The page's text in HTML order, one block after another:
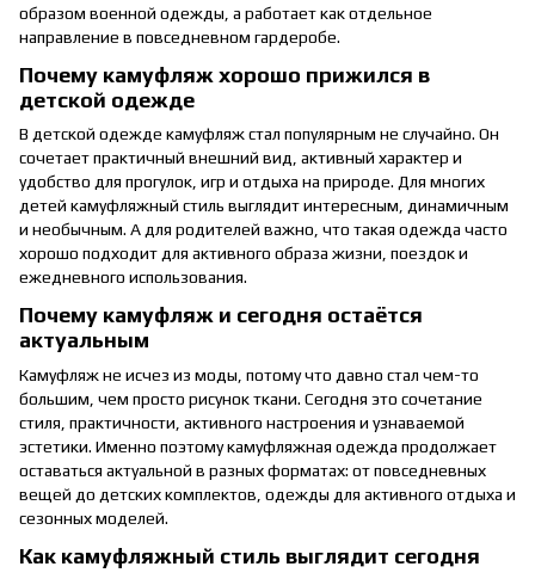
образом военной одежды, а работает как отдельное
направление в повседневном гардеробе.
Почему камуфляж хорошо прижился в
детской одежде
В детской одежде камуфляж стал популярным не случайно. Он
сочетает практичный внешний вид, активный характер и
удобство для прогулок, игр и отдыха на природе. Для многих
детей камуфляжный стиль выглядит интересным, динамичным
и необычным. А для родителей важно, что такая одежда часто
хорошо подходит для активного образа жизни, поездок и
ежедневного использования.
Почему камуфляж и сегодня остаётся
актуальным
Камуфляж не исчез из моды, потому что давно стал чем-то
большим, чем просто рисунок ткани. Сегодня это сочетание
стиля, практичности, активного настроения и узнаваемой
эстетики. Именно поэтому камуфляжная одежда продолжает
оставаться актуальной в разных форматах: от повседневных
вещей до детских комплектов, одежды для активного отдыха и
сезонных моделей.
Как камуфляжный стиль выглядит сегодня